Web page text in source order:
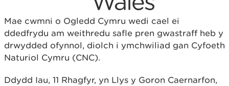
Mae cwmni o Ogledd Cymru wedi cael ei
ddedfrydu am weithredu safle pren gwastraff heb y
drwydded ofynnol, diolch i ymchwiliad gan Cyfoeth
Naturiol Cymru (CNC).
Ddydd Iau, 11 Rhagfyr, yn Llys y Goron Caernarfon,